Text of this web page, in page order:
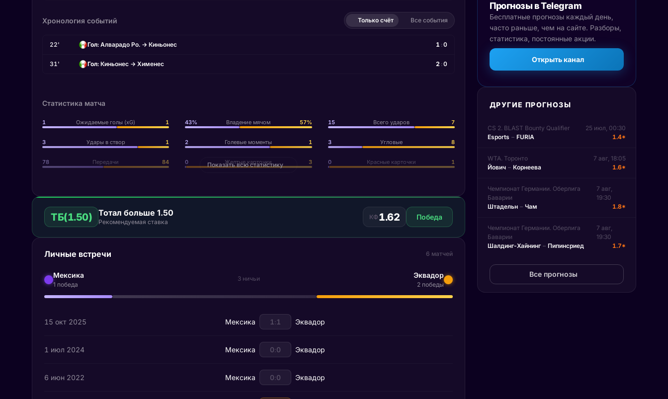
Хронология событий Только счёт Все события
22' Гол: Алварадо Ро. → Киньонес 1 :0
31' Гол: Киньонес → Хименес 2 :0
Статистика матча
1 Ожидаемые голы (xG) 1 43% Владение мячом 57% 15 Всего ударов 7
3 Удары в створ 1 2 Голевые моменты 1 3 Угловые 8
78 Передачи 84 0 Желтые карточки 3 0 Красные карточки 1
Показать всю статистику
ТБ(1.50) Тотал больше 1.50
Рекомендуемая ставка
КФ 1.62 Победа
Личные встречи 6 матчей
Мексика
1 победа
3 ничьи Эквадор
2 победы
15 окт 2025 Мексика 1:1 Эквадор
1 июл 2024 Мексика 0:0 Эквадор
6 июн 2022 Мексика 0:0 Эквадор
Прогнозы в Telegram
Бесплатные прогнозы каждый день,
часто раньше, чем на сайте. Разборы,
статистика, постоянные акции.
Открыть канал
ДРУГИЕ ПРОГНОЗЫ
CS 2. BLAST Bounty Qualifier
25 июл, 00:30
Esports – FURIA 1.4*
WTA. Торонто
7 авг, 18:05
Йович – Корнеева 1.6*
Чемпионат Германии. Оберлига
Баварии
7 авг,
19:30
Штадельн – Чам 1.8*
Чемпионат Германии. Оберлига
Баварии
7 авг,
19:30
Шалдинг-Хайнинг – Пипинсриед 1.7*
Все прогнозы